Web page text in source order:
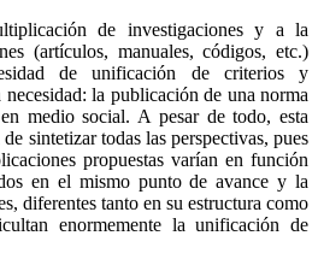
de investigaciones y a la
(artículos, manuales, códigos, etc.)
de unificación de criterios y
necesidad: la publicación de una norma
medio social. A pesar de todo, esta
sintetizar todas las perspectivas, pues
propuestas varían en función
en el mismo punto de avance y la
diferentes tanto en su estructura como
enormemente la unificación de